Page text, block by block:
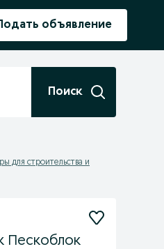
Подать объявление
Поиск
для строительства и
Пескоблок